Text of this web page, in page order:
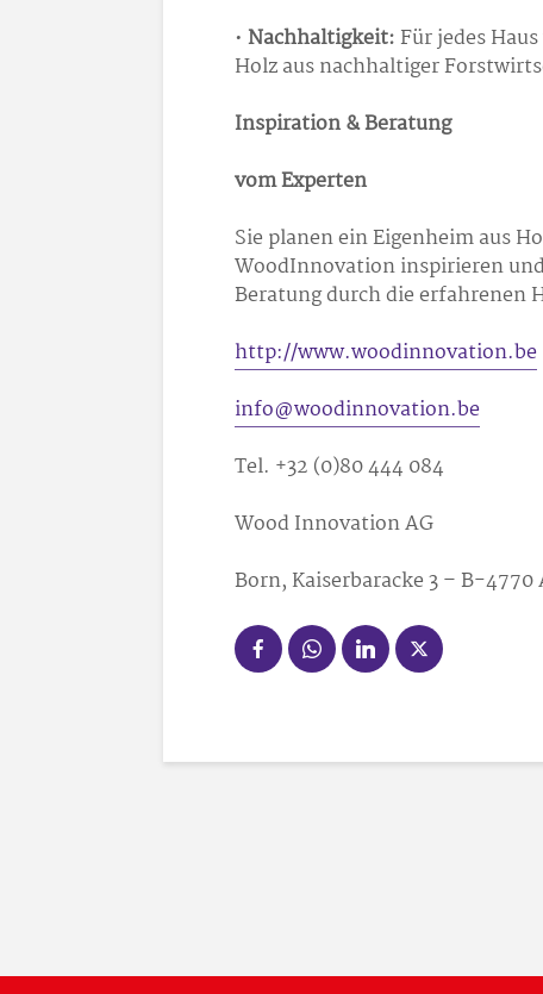
• Nachhaltigkeit:Für jedes
Holz aus nachhaltiger
Inspiration & Beratung
vom Experten
Sie planen ein Eigenheim aus
WoodInnovation inspirieren
Beratung durch die erfahrenen
http://www.woodinnovation.be
info@woodinnovation.be
Tel. +32 (0)80 444 084
Wood Innovation AG
Born, Kaiserbaracke 3 – B-4770